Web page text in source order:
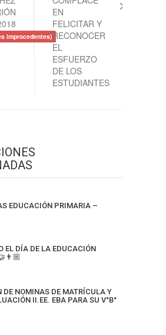
improcedentes)
EN
FELICITAR Y
RECONOCER
EL
ESFUERZO
DE LOS
ESTUDIANTES
EDUCACIÓN PRIMARIA –
EL DÍA DE LA EDUCACIÓN
DE NOMINAS DE MATRÍCULA Y
II.EE. EBA PARA SU V°B°